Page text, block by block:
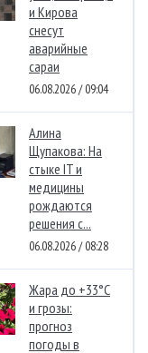
и Кирова
снесут
аварийные
сараи
06.08.2026 / 09:04
Алина
Щупакова: На
стыке IT и
медицины
рождаются
решения с...
06.08.2026 / 08:28
Жара до +33°C
и грозы:
прогноз
погоды в